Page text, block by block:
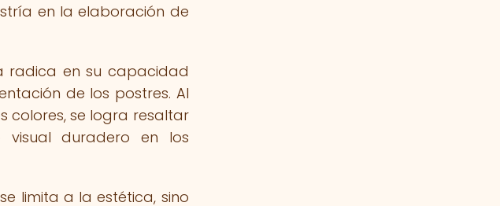
en la elaboración de
radica en su capacidad
de los postres. Al
colores, se logra resaltar
duradero en los
limita a la estética, sino